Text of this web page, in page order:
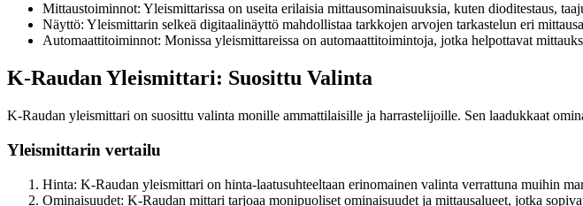
Mittaustoiminnot: Yleismittarissa on useita erilaisia mittausominaisuuksia, kuten dioditestaus,
Näyttö: Yleismittarin selkeä digitaalinäyttö mahdollistaa tarkkojen arvojen tarkastelun eri
Automaattitoiminnot: Monissa yleismittareissa on automaattitoimintoja, jotka helpottavat
K-Raudan Yleismittari: Suosittu Valinta
K-Raudan yleismittari on suosittu valinta monille ammattilaisille ja harrastelijoille. Sen laadukkaat
Yleismittarin vertailu
Hinta: K-Raudan yleismittari on hinta-laatusuhteeltaan erinomainen valinta verrattuna muihin
Ominaisuudet: K-Raudan mittari tarjoaa monipuoliset ominaisuudet ja mittausalueet, jotka